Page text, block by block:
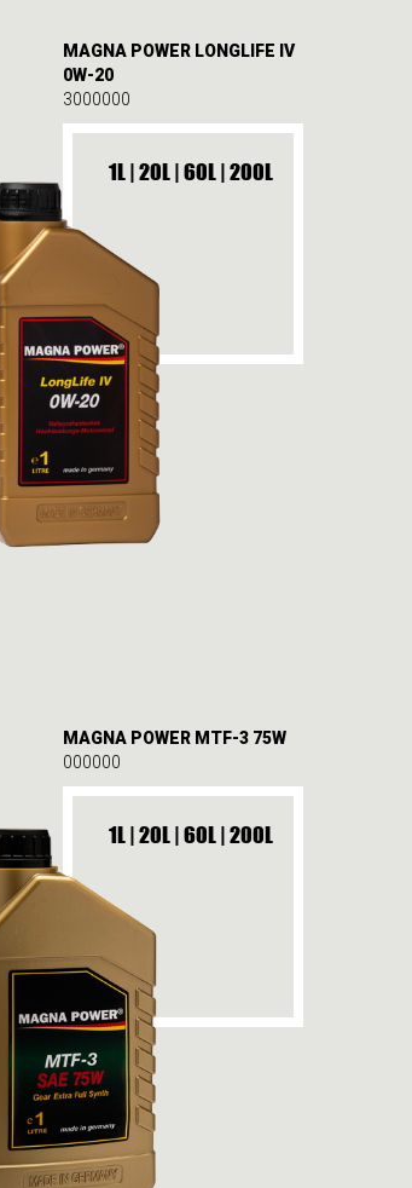
MAGNA POWER LONGLIFE IV
0W-20
3000000
1L | 20L | 60L | 200L
MAGNA POWER MTF-3 75W
000000
1L | 20L | 60L | 200L